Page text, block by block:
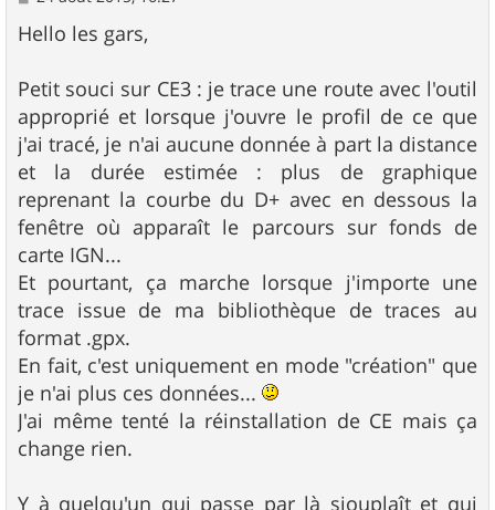
s
s
g
e
Hello les gars,
Petit souci sur CE3 : je trace une route avec l'outil
approprié et lorsque j'ouvre le profil de ce que
j'ai tracé, je n'ai aucune donnée à part la distance
et la durée estimée : plus de graphique
reprenant la courbe du D+ avec en dessous la
fenêtre où apparaît le parcours sur fonds de
carte IGN...
Et pourtant, ça marche lorsque j'importe une
trace issue de ma bibliothèque de traces au
format .gpx.
En fait, c'est uniquement en mode "création" que
je n'ai plus ces données...
J'ai même tenté la réinstallation de CE mais ça
change rien.
Y à quelqu'un qui passe par là siouplaît et qui